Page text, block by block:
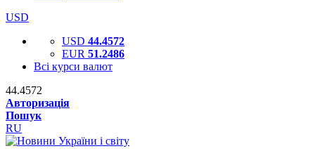
USD
USD 44.4572
EUR 51.2486
Всі курси валют
44.4572
Авторизація
Пошук
RU